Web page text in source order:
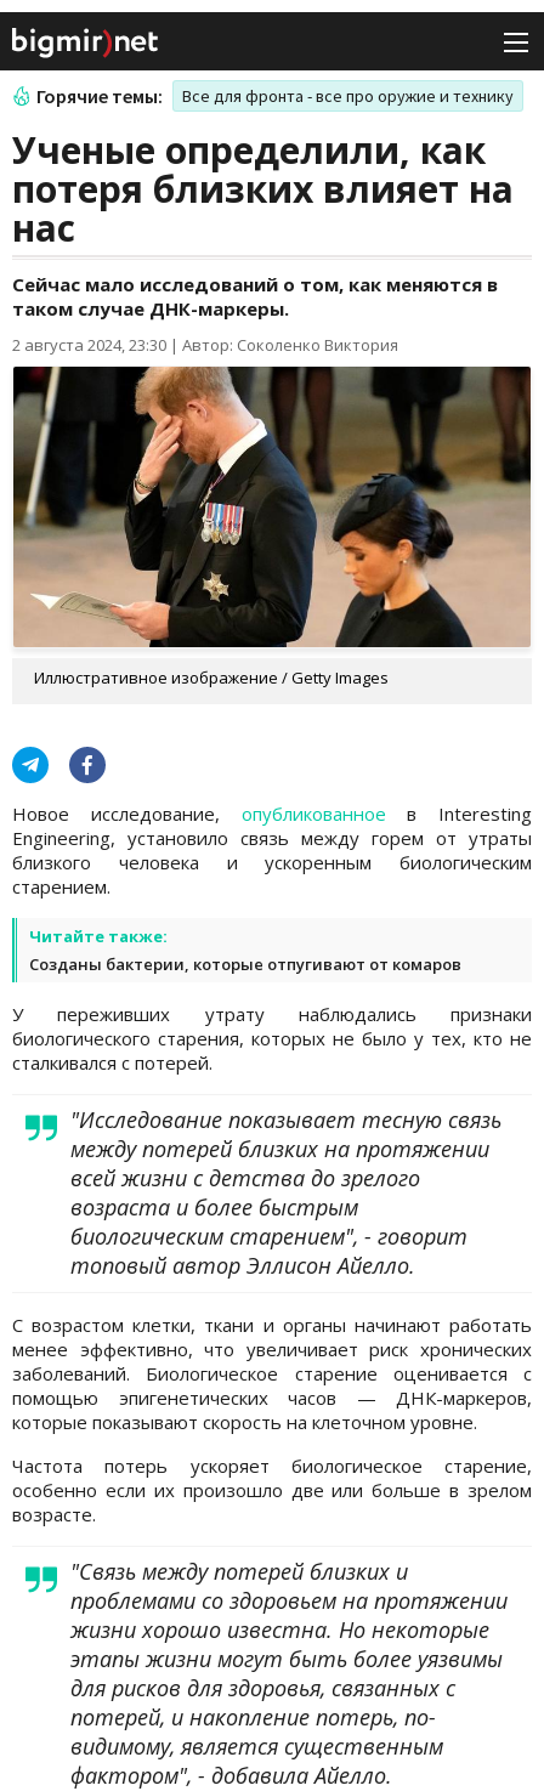
Горячие темы: Все для фронта - все про оружие и технику
Ученые определили, как
потеря близких влияет на
нас
Сейчас мало исследований о том, как меняются в
таком случае ДНК-маркеры.
2 августа 2024, 23:30 | Автор: Соколенко Виктория
Иллюстративное изображение / Getty Images
Новое исследование, опубликованное в Interesting
Engineering, установило связь между горем от утраты
близкого человека и ускоренным биологическим
старением.
Читайте также:
Созданы бактерии, которые отпугивают от комаров
У переживших утрату наблюдались признаки
биологического старения, которых не было у тех, кто не
сталкивался с потерей.
"Исследование показывает тесную связь
между потерей близких на протяжении
всей жизни с детства до зрелого
возраста и более быстрым
биологическим старением", - говорит
топовый автор Эллисон Айелло.
С возрастом клетки, ткани и органы начинают работать
менее эффективно, что увеличивает риск хронических
заболеваний. Биологическое старение оценивается с
помощью эпигенетических часов — ДНК-маркеров,
которые показывают скорость на клеточном уровне.
Частота потерь ускоряет биологическое старение,
особенно если их произошло две или больше в зрелом
возрасте.
"Связь между потерей близких и
проблемами со здоровьем на протяжении
жизни хорошо известна. Но некоторые
этапы жизни могут быть более уязвимы
для рисков для здоровья, связанных с
потерей, и накопление потерь, по-
видимому, является существенным
фактором", - добавила Айелло.